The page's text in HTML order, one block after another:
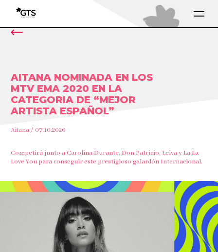
AITANA NOMINADA EN LOS
MTV EMA 2020 EN LA
CATEGORIA DE “MEJOR
ARTISTA ESPAÑOL”
Aitana / 07.10.2020
Competirá junto a Carolina Durante, Don Patricio, Leiva y La La
Love You para conseguir este prestigioso galardón Internacional.